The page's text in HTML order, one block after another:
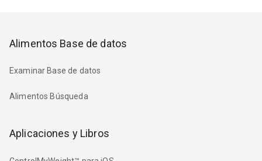
Alimentos Base de datos
Examinar Base de datos
Alimentos Búsqueda
Aplicaciones y Libros